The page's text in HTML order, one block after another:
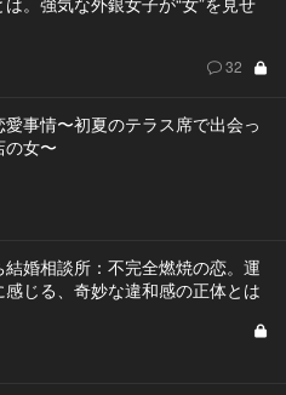
32
愛事情〜初夏のテラス席で出会っ
の女〜
結婚相談所：不完全燃焼の恋。運
感じる、奇妙な違和感の正体とは